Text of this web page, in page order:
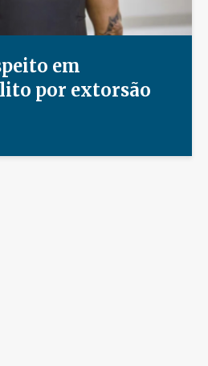
em
por extorsão